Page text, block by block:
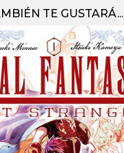
TE GUSTARÁ...